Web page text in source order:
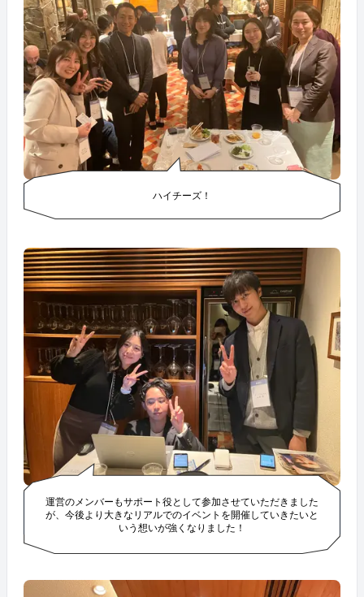
ハイチーズ！
運営のメンバーもサポート役として参加させていただきました
が、今後より大きなリアルでのイベントを開催していきたいと
いう想いが強くなりました！